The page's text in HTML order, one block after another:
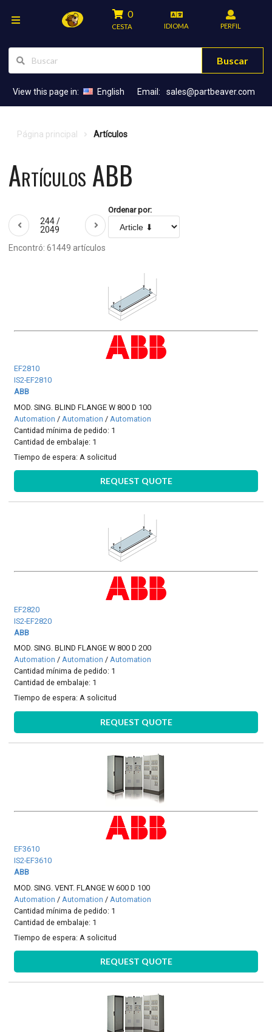
0
CESTA IDIOMA PERFIL
Buscar
View this page in: English Email: sales@partbeaver.com
Página principal Artículos
Artículos ABB
244 /
2049
Ordenar por:
Encontró: 61449 artículos
EF2810
IS2-EF2810
ABB
MOD. SING. BLIND FLANGE W 800 D 100
Automation / Automation / Automation
Cantidad mínima de pedido: 1
Cantidad de embalaje: 1
Tiempo de espera: A solicitud
REQUEST QUOTE
EF2820
IS2-EF2820
ABB
MOD. SING. BLIND FLANGE W 800 D 200
Automation /Automation /Automation
Cantidad mínima de pedido: 1
Cantidad de embalaje: 1
Tiempo de espera:A solicitud
REQUEST QUOTE
EF3610
IS2-EF3610
ABB
MOD. SING. VENT. FLANGE W 600 D 100
Automation / Automation / Automation
Cantidad mínima de pedido: 1
Cantidad de embalaje: 1
Tiempo de espera: A solicitud
REQUEST QUOTE